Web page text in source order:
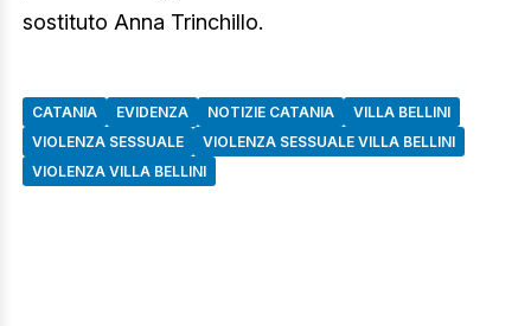
sostituto Anna Trinchillo.
CATANIA EVIDENZA NOTIZIE CATANIA
VILLA BELLINI
VIOLENZA SESSUALE
VIOLENZA SESSUALE VILLA BELLINI
VIOLENZA VILLA BELLINI